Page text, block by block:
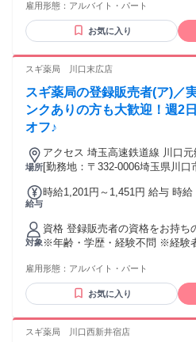
たい方
雇用形態： アルバイト・パート
お気に入り
スギ薬局 川口末広店
スギ薬局の登録販売者(ア)／
ンクありの方も大歓迎！週2
オフ♪
場所
アクセス 埼玉高速鉄道線 川口
東北線 川口東口徒歩約20分、埼
[勤務地：〒332-0006埼玉県川口
給与
時給1,201円～1,451円 給与 時
対象
資格 登録販売者の資格をお持
※年齢・学歴・経験不問 ※経験者&
る方 ・子供の行事と両立させた
代、40代、50代の方
雇用形態： アルバイト・パート
お気に入り
スギ薬局 川口西新井宿店